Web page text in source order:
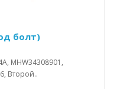
болт)
MHW34308901,
Второй..